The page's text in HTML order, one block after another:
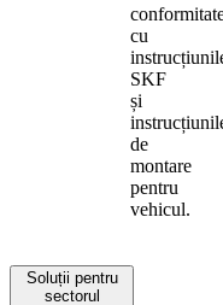
cu
SKF
și
de
montare
pentru
vehicul.
Soluții pentru
sectorul